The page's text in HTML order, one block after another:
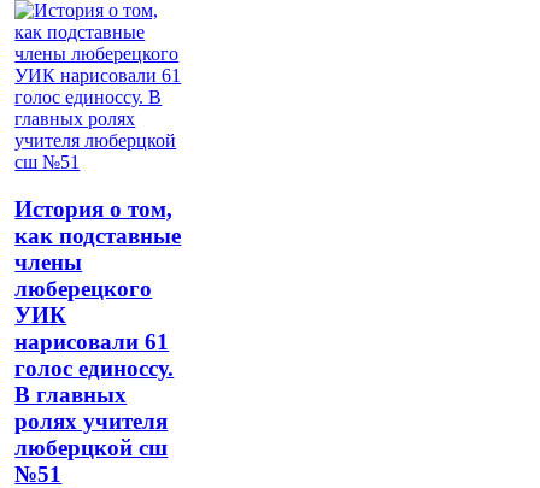
История о том,
как подставные
члены
люберецкого
УИК
нарисовали 61
голос единоссу.
В главных
ролях учителя
люберцкой сш
№51